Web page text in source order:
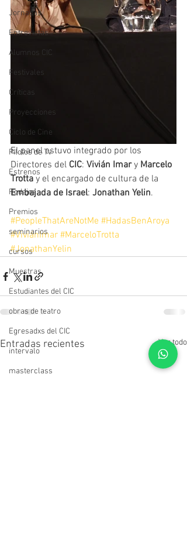
Jornadas
Entrevistas
Alumnos CIC
Festivales
Críticas
Proyecciones
Ciclo de Cine
Pilotos de Tv
Estrenos
Rodajes
Premios
seminarios
cursos
Muestras
Estudiantes del CIC
obras de teatro
Egresadxs del CIC
intervalo
masterclass
El panel estuvo integrado por los
Directores del CIC: Vivián Imar y Marcelo
Trotta y el encargado de cultura de la
Embajada de Israel: Jonathan Yelin.
#PeopleThatAreNotMe #HadasBenAroya
#ViviánImar #MarceloTrotta
#JonathanYelin
Entradas recientes Ver todo